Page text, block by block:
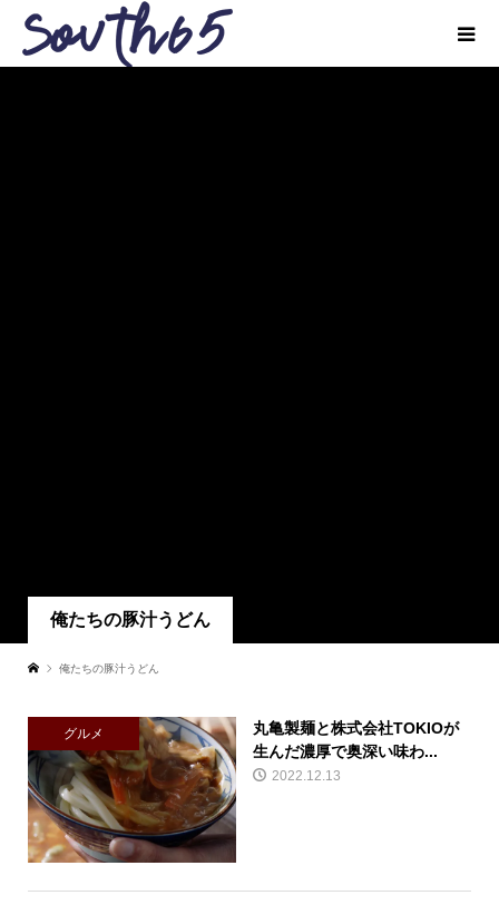
俺たちの豚汁うどん
俺たちの豚汁うどん
グルメ
丸亀製麺と株式会社TOKIOが
生んだ濃厚で奥深い味わ...
2022.12.13